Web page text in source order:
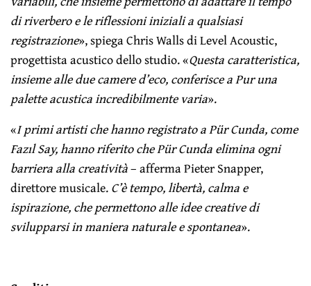
di riverbero e le riflessioni iniziali a qualsiasi
registrazione», spiega Chris Walls di Level Acoustic,
progettista acustico dello studio. «Questa caratteristica,
insieme alle due camere d’eco, conferisce a Pur una
palette acustica incredibilmente varia».
«I primi artisti che hanno registrato a Pür Cunda, come
Fazıl Say, hanno riferito che Pür Cunda elimina ogni
barriera alla creatività– afferma Pieter Snapper,
direttore musicale.C’è tempo, libertà, calma e
ispirazione, che permettono alle idee creative di
svilupparsi in maniera naturale e spontanea».